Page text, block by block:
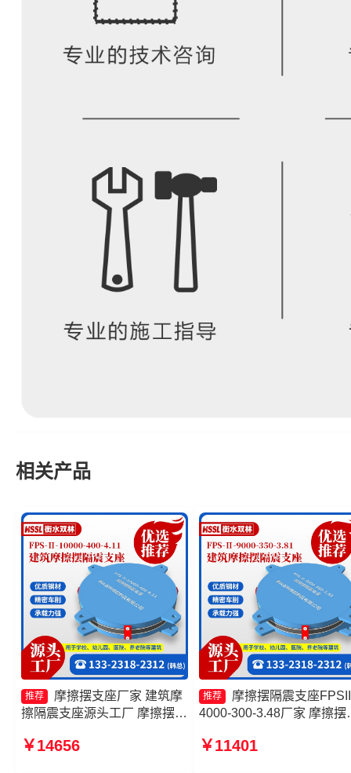
相关产品
推荐
摩擦摆支座厂家 建筑摩
擦隔震支座源头工厂 摩擦摆支
摆支座FPS-II-15000源头工厂
￥14656
推荐
摩擦摆隔震支座
4000-300-3.48厂家 摩擦摆
摩擦摆隔震支座FPSII-
￥11401